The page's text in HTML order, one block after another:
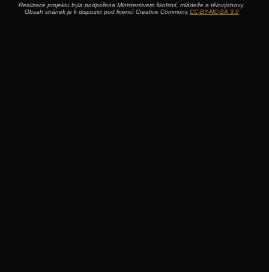
Realizace projektu byla podpořena Ministerstvem školství, mládeže a tělovýchovy.
Obsah stránek je k dispozici pod licencí Creative Commons CC-BY-NC-SA 3.0